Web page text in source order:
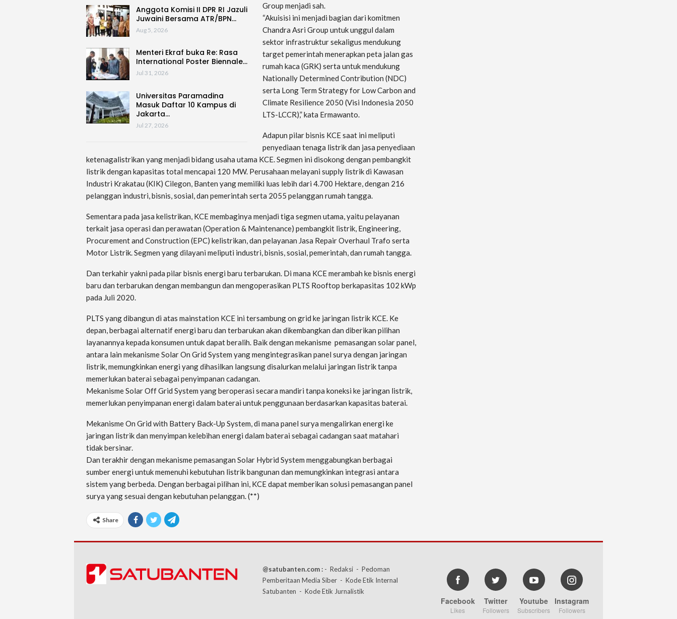
Anggota Komisi II DPR RI Jazuli
Juwaini Bersama ATR/BPN…
Aug 5, 2026
Menteri Ekraf buka Re: Rasa
International Poster Biennale…
Jul 31, 2026
Universitas Paramadina
Masuk Daftar 10 Kampus di
Jakarta…
Jul 27, 2026
Group menjadi sah.
“Akuisisi ini menjadi bagian dari komitmen
Chandra Asri Group untuk unggul dalam
sektor infrastruktur sekaligus mendukung
target pemerintah menerapkan peta jalan gas
rumah kaca (GRK) serta untuk mendukung
Nationally Determined Contribution (NDC)
serta Long Term Strategy for Low Carbon and
Climate Resilience 2050 (Visi Indonesia 2050
LTS-LCCR),” kata Ermawanto.
Adapun pilar bisnis KCE saat ini meliputi
penyediaan tenaga listrik dan jasa penyediaan
ketenagalistrikan yang menjadi bidang usaha utama KCE. Segmen ini disokong dengan pembangkit
listrik dengan kapasitas total mencapai 120 MW. Perusahaan melayani supply listrik di Kawasan
Industri Krakatau (KIK) Cilegon, Banten yang memiliki luas lebih dari 4.700 Hektare, dengan 216
pelanggan industri, bisnis, sosial, dan pemerintah serta 2055 pelanggan rumah tangga.
Sementara pada jasa kelistrikan, KCE membaginya menjadi tiga segmen utama, yaitu pelayanan
terkait jasa operasi dan perawatan (Operation & Maintenance) pembangkit listrik, Engineering,
Procurement and Construction (EPC) kelistrikan, dan pelayanan Jasa Repair Overhaul Trafo serta
Motor Listrik. Segmen yang dilayani meliputi industri, bisnis, sosial, pemerintah, dan rumah tangga.
Dan terkahir yakni pada pilar bisnis energi baru terbarukan. Di mana KCE merambah ke bisnis energi
baru dan terbarukan dengan membangun dan mengoperasikan PLTS Rooftop berkapasitas 102 kWp
pada Juli 2020.
PLTS yang dibangun di atas mainstation KCE ini tersambung on grid ke jaringan listrik KCE. Ke
depan, berbagai alternatif energi baru dan terbarukan akan dikembangkan dan diberikan pilihan
layanannya kepada konsumen untuk dapat beralih. Baik dengan mekanisme pemasangan solar panel,
antara lain mekanisme Solar On Grid System yang mengintegrasikan panel surya dengan jaringan
listrik, memungkinkan energi yang dihasilkan langsung disalurkan melalui jaringan listrik tanpa
memerlukan baterai sebagai penyimpanan cadangan.
Mekanisme Solar Off Grid System yang beroperasi secara mandiri tanpa koneksi ke jaringan listrik,
memerlukan penyimpanan energi dalam baterai untuk penggunaan berdasarkan kapasitas baterai.
Mekanisme On Grid with Battery Back-Up System, di mana panel surya mengalirkan energi ke
jaringan listrik dan menyimpan kelebihan energi dalam baterai sebagai cadangan saat matahari
tidak bersinar.
Dan terakhir dengan mekanisme pemasangan Solar Hybrid System menggabungkan berbagai
sumber energi untuk memenuhi kebutuhan listrik bangunan dan memungkinkan integrasi antara
sistem yang berbeda. Dengan berbagai pilihan ini, KCE dapat memberikan solusi pemasangan panel
surya yang sesuai dengan kebutuhan pelanggan. (**)
Share
@satubanten.com : - Redaksi - Pedoman
Pemberitaan Media Siber - Kode Etik Internal
Satubanten - Kode Etik Jurnalistik
Facebook
Likes
Twitter
Followers
Youtube
Subscribers
Instagram
Followers